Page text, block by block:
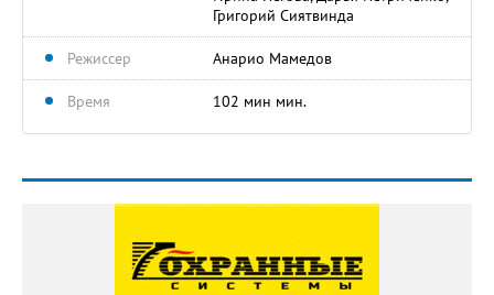
Григорий Сиятвинда
Режиссер Анарио Мамедов
Время 102 мин мин.